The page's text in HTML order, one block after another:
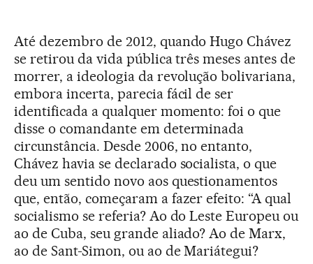
Até dezembro de 2012, quando Hugo Chávez
se retirou da vida pública três meses antes de
morrer, a ideologia da revolução bolivariana,
embora incerta, parecia fácil de ser
identificada a qualquer momento: foi o que
disse o comandante em determinada
circunstância. Desde 2006, no entanto,
Chávez havia se declarado socialista, o que
deu um sentido novo aos questionamentos
que, então, começaram a fazer efeito: “A qual
socialismo se referia? Ao do Leste Europeu ou
ao de Cuba, seu grande aliado? Ao de Marx,
ao de Sant-Simon, ou ao de Mariátegui?